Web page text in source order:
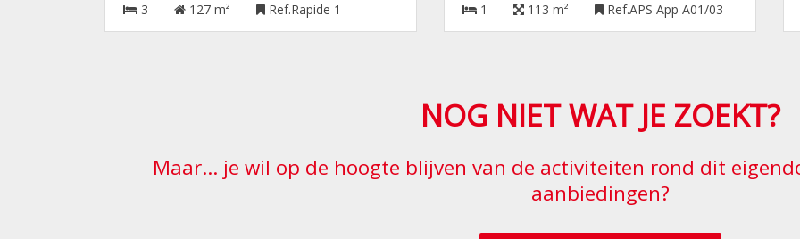
3 127 m² Ref.Rapide 1 1 113 m² Ref.APS App A01/03
NOG NIET WAT JE ZOEKT?
Maar... je wil op de hoogte blijven van de activiteiten rond dit
aanbiedingen?